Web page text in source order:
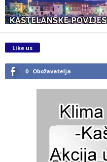
Like us
0 Obožavatelja